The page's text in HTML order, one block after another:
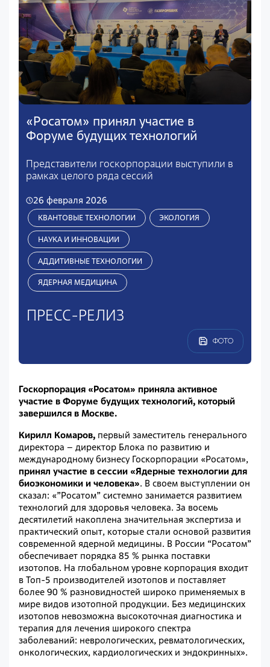
«Росатом» принял участие в
Форуме будущих технологий
Представители госкорпорации выступили в
рамках целого ряда сессий
26 февраля 2026
КВАНТОВЫЕ ТЕХНОЛОГИИ ЭКОЛОГИЯ
НАУКА И ИННОВАЦИИ
АДДИТИВНЫЕ ТЕХНОЛОГИИ
ЯДЕРНАЯ МЕДИЦИНА
ПРЕСС-РЕЛИЗ
ФОТО
Госкорпорация «Росатом» приняла активное
участие в Форуме будущих технологий, который
завершился в Москве.
Кирилл Комаров, первый заместитель генерального
директора – директор Блока по развитию и
международному бизнесу Госкорпорации «Росатом»,
принял участие в сессии «Ядерные технологии для
биоэкономики и человека». В своем выступлении он
сказал: «”Росатом” системно занимается развитием
технологий для здоровья человека. За восемь
десятилетий накоплена значительная экспертиза и
практический опыт, которые стали основой развития
современной ядерной медицины. В России “Росатом”
обеспечивает порядка 85 % рынка поставки
изотопов. На глобальном уровне корпорация входит
в Топ-5 производителей изотопов и поставляет
более 90 % разновидностей широко применяемых в
мире видов изотопной продукции. Без медицинских
изотопов невозможна высокоточная диагностика и
терапия для лечения широкого спектра
заболеваний: неврологических, ревматологических,
онкологических, кардиологических и эндокринных».